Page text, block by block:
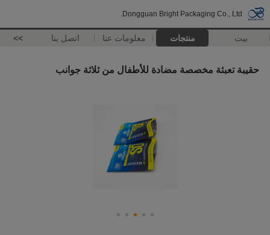
Dongguan Bright Packaging Co., Ltd.
بيت منتجات معلومات عنا اتصل بنا >>
حقيبة تعبئة مخصصة مضادة للأطفال من ثلاثة جوانب